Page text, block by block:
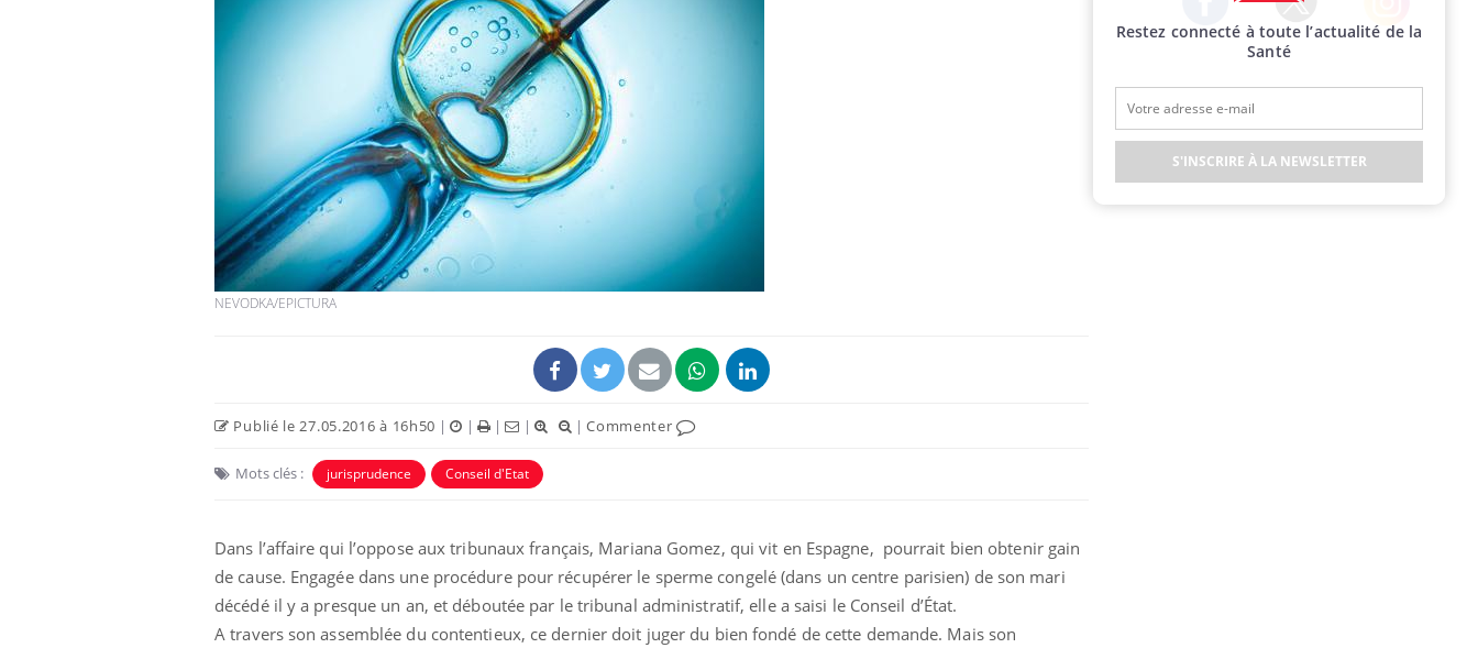
NEVODKA/EPICTURA
Publié le 27.05.2016 à 16h50 | | | | |Commenter
Mots clés : jurisprudence Conseil d'Etat
Dans l’affaire qui l’oppose aux tribunaux français, Mariana Gomez, qui vit en Espagne, pourrait bien obtenir gain
de cause. Engagée dans une procédure pour récupérer le sperme congelé (dans un centre parisien) de son mari
décédé il y a presque un an, et déboutée par le tribunal administratif, elle a saisi le Conseil d’État.
A travers son assemblée du contentieux, ce dernier doit juger du bien fondé de cette demande. Mais son
Facebook Twitter Instagram
Restez connecté à toute l’actualité de la
Santé
S'INSCRIRE À LA NEWSLETTER